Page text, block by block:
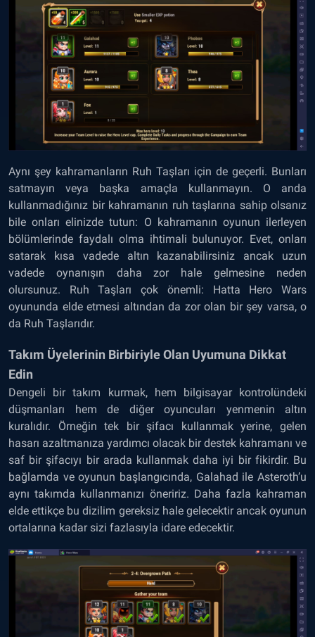
Aynı şey kahramanların Ruh Taşları için de geçerli. Bunları
satmayın veya başka amaçla kullanmayın. O anda
kullanmadığınız bir kahramanın ruh taşlarına sahip olsanız
bile onları elinizde tutun: O kahramanın oyunun ilerleyen
bölümlerinde faydalı olma ihtimali bulunuyor. Evet, onları
satarak kısa vadede altın kazanabilirsiniz ancak uzun
vadede oynanışın daha zor hale gelmesine neden
olursunuz. Ruh Taşları çok önemli: Hatta Hero Wars
oyununda elde etmesi altından da zor olan bir şey varsa, o
da Ruh Taşlarıdır.
Takım Üyelerinin Birbiriyle Olan Uyumuna Dikkat
Edin
Dengeli bir takım kurmak, hem bilgisayar kontrolündeki
düşmanları hem de diğer oyuncuları yenmenin altın
kuralıdır. Örneğin tek bir şifacı kullanmak yerine, gelen
hasarı azaltmanıza yardımcı olacak bir destek kahramanı ve
saf bir şifacıyı bir arada kullanmak daha iyi bir fikirdir. Bu
bağlamda ve oyunun başlangıcında, Galahad ile Asteroth’u
aynı takımda kullanmanızı öneririz. Daha fazla kahraman
elde ettikçe bu dizilim gereksiz hale gelecektir ancak oyunun
ortalarına kadar sizi fazlasıyla idare edecektir.